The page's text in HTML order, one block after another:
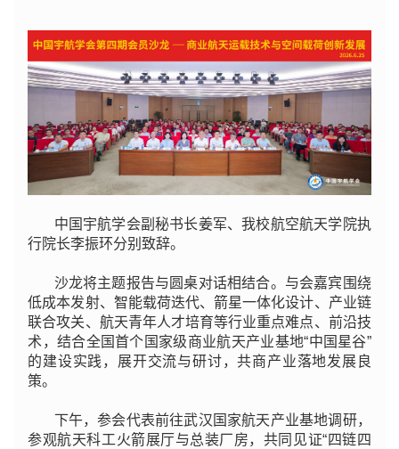
中国宇航学会副秘书长姜军、我校航空航天学院执
行院长李振环分别致辞。
沙龙将主题报告与圆桌对话相结合。与会嘉宾围绕
低成本发射、智能载荷迭代、箭星一体化设计、产业链
联合攻关、航天青年人才培育等行业重点难点、前沿技
术，结合全国首个国家级商业航天产业基地“中国星谷”
的建设实践，展开交流与研讨，共商产业落地发展良
策。
下午，参会代表前往武汉国家航天产业基地调研，
参观航天科工火箭展厅与总装厂房，共同见证“四链四